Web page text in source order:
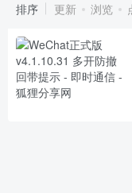
排序 更新 浏览